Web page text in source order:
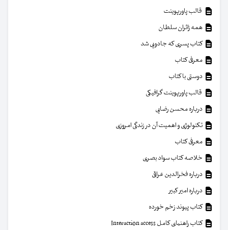
قالب پاورپوینت
همه زائران سلطان
کتاب پسری که جادویی شد
معرفی کتاب
دوستی با کتاب
قالب پاورپوینت گرافیکی
درباره محسن رضایی
تکنولوژی و اهمیت آن در زندگی امروزی
معرفی کتاب
خلاصه کتاب سواد بصری
درباره فخرالدین عراقی
درباره امیر کبیر
کتاب پیوند زخم خورده
کتاب راهنمای کامل Interaction access